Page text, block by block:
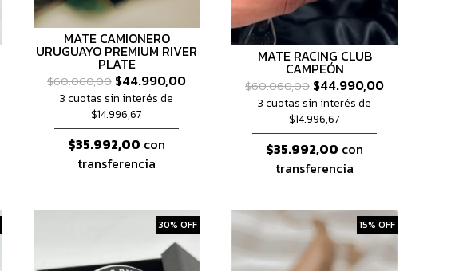
MATE CAMIONERO
URUGUAYO PREMIUM RIVER
PLATE
$60.060,00 $44.990,00
3 cuotas sin interés de
$14.996,67
$35.992,00 con
transferencia
MATE RACING CLUB
CAMPEÓN
$60.060,00 $44.990,00
3 cuotas sin interés de
$14.996,67
$35.992,00 con
transferencia
30% OFF 15% OFF